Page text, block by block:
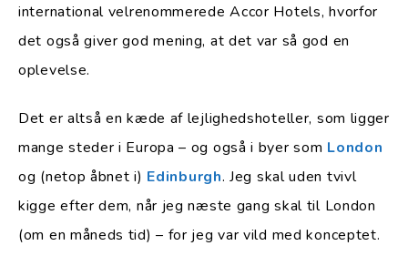
international velrenommerede Accor Hotels, hvorfor
det også giver god mening, at det var så god en
oplevelse.
Det er altså en kæde af lejlighedshoteller, som ligger
mange steder i Europa – og også i byer som London
og (netop åbnet i) Edinburgh. Jeg skal uden tvivl
kigge efter dem, når jeg næste gang skal til London
(om en måneds tid) – for jeg var vild med konceptet.